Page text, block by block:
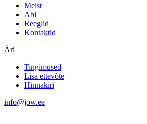
Meist
Abi
Reeglid
Kontaktid
Äri
Tingimused
Lisa ettevõte
Hinnakiri
info@jow.ee